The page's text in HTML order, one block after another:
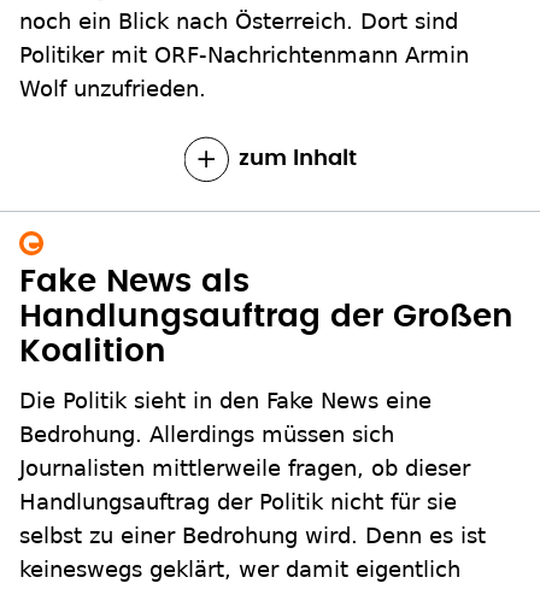
noch ein Blick nach Österreich. Dort sind
Politiker mit ORF-Nachrichtenmann Armin
Wolf unzufrieden.
zum Inhalt
Fake News als
Handlungsauftrag der Großen
Koalition
Die Politik sieht in den Fake News eine
Bedrohung. Allerdings müssen sich
Journalisten mittlerweile fragen, ob dieser
Handlungsauftrag der Politik nicht für sie
selbst zu einer Bedrohung wird. Denn es ist
keineswegs geklärt, wer damit eigentlich